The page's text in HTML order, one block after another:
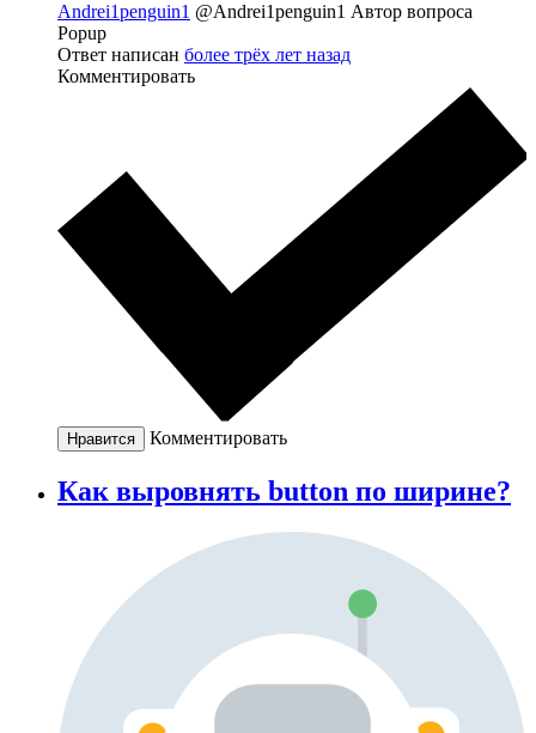
Andrei1penguin1 @Andrei1penguin1 Автор вопроса
Popup
Ответ написан более трёх лет назад
Комментировать
Нравится Комментировать
Как выровнять button по ширине?